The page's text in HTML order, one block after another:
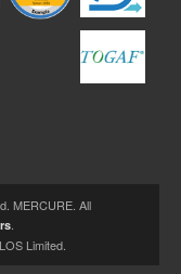
MERCURE. All
.
Limited.